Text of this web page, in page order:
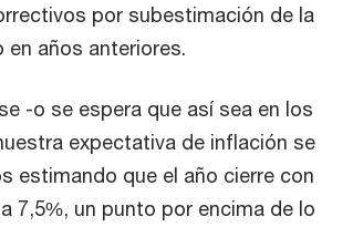
por subestimación de la
años anteriores.
-o se espera que así sea en los
expectativa de inflación se
estimando que el año cierre con
7,5%, un punto por encima de lo